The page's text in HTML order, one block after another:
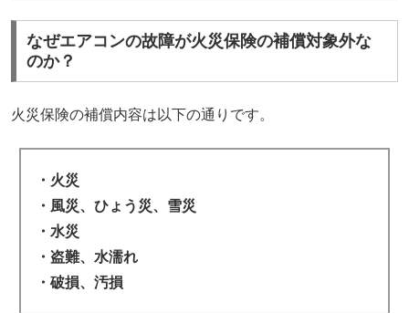
なぜエアコンの故障が火災保険の補償対象外な
のか？
火災保険の補償内容は以下の通りです。
・火災
・風災、ひょう災、雪災
・水災
・盗難、水濡れ
・破損、汚損